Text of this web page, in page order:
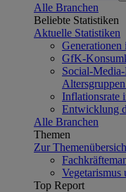
Alle Branchen
Beliebte Statistiken
Aktuelle Statistiken
Generationen
GfK-
Social-
Inflationsrate
Entwicklung
Alle Branchen
Themen
Zur
Vegetarismus
Top Report